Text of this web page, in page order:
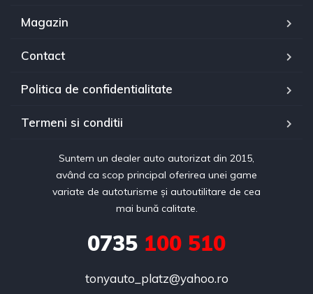
Magazin
Contact
Politica de confidentialitate
Termeni si conditii
Suntem un dealer auto autorizat din 2015,
având ca scop principal oferirea unei game
variate de autoturisme și autoutilitare de cea
mai bună calitate.
0735 100 510
tonyauto_platz@yahoo.ro